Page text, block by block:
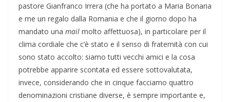
pastore Gianfranco Irrera (che ha portato a Maria Bonaria
e me un regalo dalla Romania e che il giorno dopo ha
mandato una mail molto affettuosa), in particolare per il
clima cordiale che c’è stato e il senso di fraternità con cui
sono stato accolto: siamo tutti vecchi amici e la cosa
potrebbe apparire scontata ed essere sottovalutata,
invece, considerando che in cinque facciamo quattro
denominazioni cristiane diverse, è sempre importante e,